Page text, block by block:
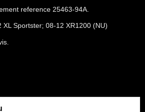
reference 25463-94A.
XL Sportster; 08-12 XR1200 (NU)